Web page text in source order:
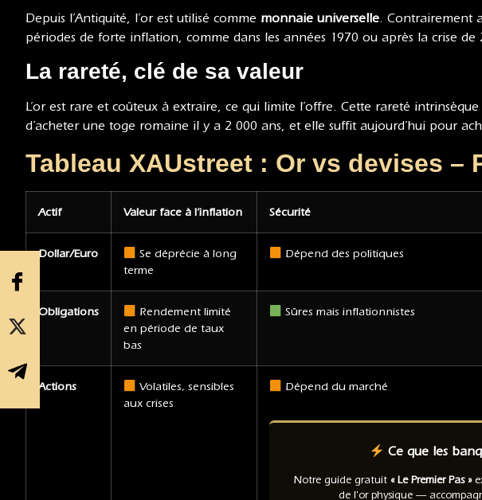
Depuis l’Antiquité, l’or est utilisé comme monnaie universelle. Contrairement
périodes de forte inflation, comme dans les années 1970 ou après la crise de
La rareté, clé de sa valeur
L’or est rare et coûteux à extraire, ce qui limite l’offre. Cette rareté
d’acheter une toge romaine il y a 2 000 ans, et elle suffit aujourd’hui pour
Tableau XAUstreet : Or vs devises –
Actif Valeur face à l’inflation Sécurité
Dollar/Euro
Se déprécie à long
terme
Dépend des politiques
Obligations
Rendement limité
en période de taux
bas
Sûres mais inflationnistes
Actions
Volatiles, sensibles
aux crises
Dépend du marché
Ce que les
Notre guide gratuit « Le Premier Pas »
de l'or physique —